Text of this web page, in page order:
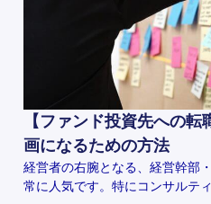
【ファンド投資先への
画になるための方法
経営者の右腕となる、経営幹部
常に人気です。特にコンサルテ